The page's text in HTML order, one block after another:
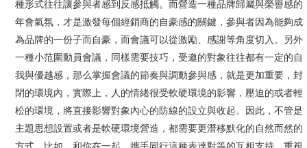
種形式往往讓參與者感到反感抵觸。而營造一種品牌歸屬與榮譽感的
年會氣氛，才是激發每個經銷商的自豪感的關鍵，參與者因為能夠成
為品牌的一份子而自豪，而會議可以從激勵、感謝等角度切入。另外
一種小范圍動員會議，同樣需要技巧，受邀的對象往往都有一定的自
我與優越感，那么掌握會議的節奏與調動參與感，就是更加重要，封
閉的環境內，實際上，人的情緒很受軟硬環境的影響，壓迫的或者輕
松的環境，將直接影響對象內心的防線的設立與收起。因此，不管是
主題思想設置或者是軟硬環境營造，都需要更潛移默化的自然而然的